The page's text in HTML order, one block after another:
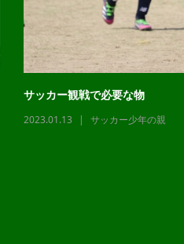
サッカー観戦で必要な物
2023.01.13 サッカー少年の親